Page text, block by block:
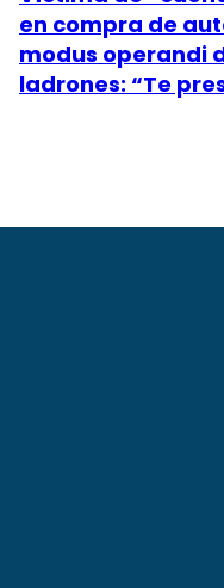
en compra de
modus operandi
ladrones: “Te